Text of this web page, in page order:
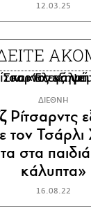
12.03.25
ΔΙΕΘΝΗ
Ρίτσαρντς
τον Τσάρλι
στα
κάλυπτα»
16.08.22